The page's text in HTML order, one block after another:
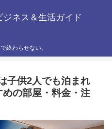
ネス＆生活ガイド
終わらせない。
子供2人でも泊まれ
の部屋・料金・注